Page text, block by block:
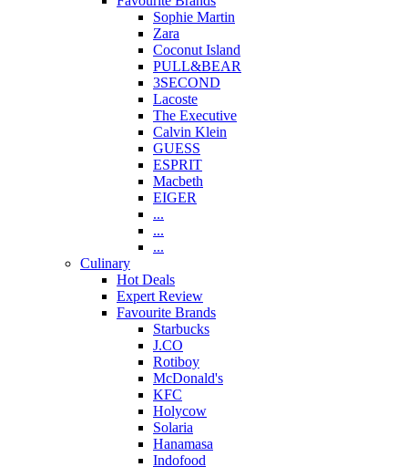
Sophie Martin
Zara
Coconut Island
PULL&BEAR
3SECOND
Lacoste
The Executive
Calvin Klein
GUESS
ESPRIT
Macbeth
EIGER
...
...
...
Culinary
Hot Deals
Expert Review
Favourite Brands
Starbucks
J.CO
Rotiboy
McDonald's
KFC
Holycow
Solaria
Hanamasa
Indofood